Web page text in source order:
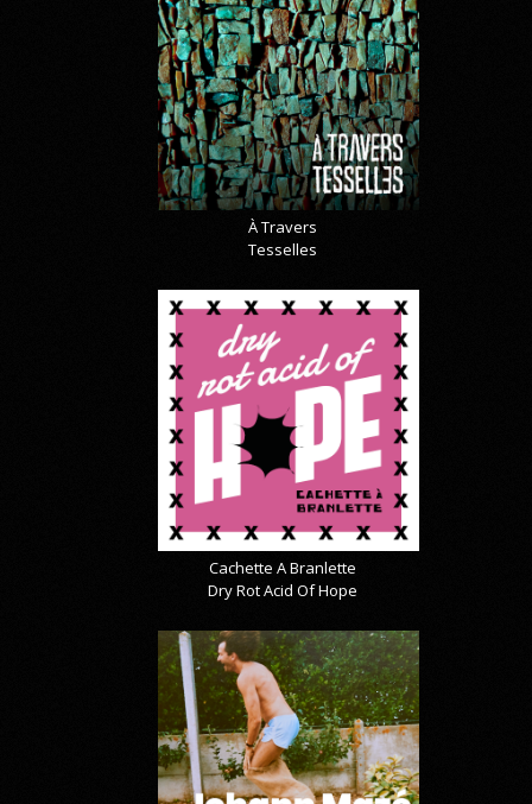
À Travers
Tesselles
Cachette A Branlette
Dry Rot Acid Of Hope